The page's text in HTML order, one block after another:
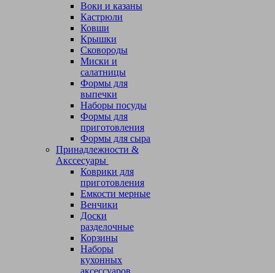
Воки и казаны
Кастрюли
Ковши
Крышки
Сковороды
Миски и
салатницы
Формы для
выпечки
Наборы посуды
Формы для
приготовления
Формы для сыра
Принадлежности &
Акссесуары
Коврики для
приготовления
Емкости мерные
Венчики
Доски
разделочные
Корзины
Наборы
кухонных
аксессуаров